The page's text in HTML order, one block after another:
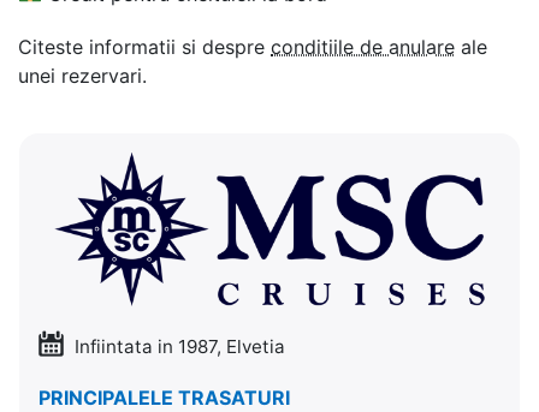
Citeste informatii si despre conditiile de anulare ale
unei rezervari.
Infiintata in 1987, Elvetia
PRINCIPALELE TRASATURI